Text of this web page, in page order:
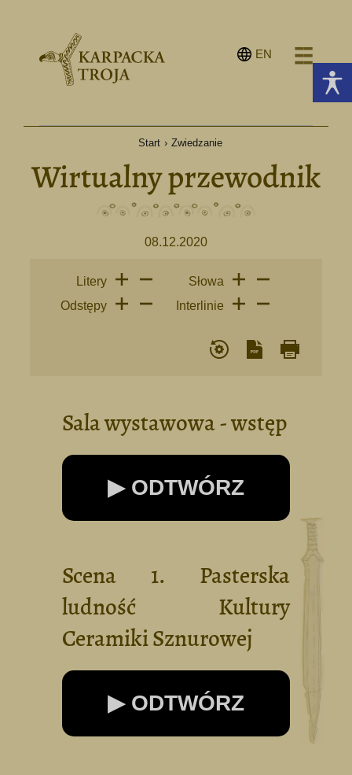
EN
Start › Zwiedzanie
Wirtualny przewodnik
08.12.2020
Litery
Słowa
Odstępy
Interlinie
Sala wystawowa - wstęp
▶ ODTWÓRZ
Scena 1. Pasterska
ludność Kultury
Ceramiki Sznurowej
▶ ODTWÓRZ